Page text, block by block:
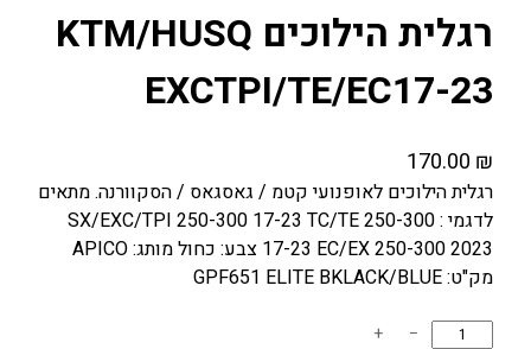
רגלית הילוכים KTM/HUSQ
EXCTPI/TE/EC17-23
170.00 ₪
רגלית הילוכים לאופנועי קטמ / גאסגאס / הסקוורנה. מתאים
לדגמי : SX/EXC/TPI 250-300 17-23 TC/TE 250-300
17-23 EC/EX 250-300 2023 צבע: כחול מותג: APICO
מק"ט: GPF651 ELITE BKLACK/BLUE
−
+